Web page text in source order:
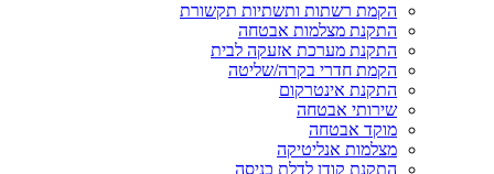
הקמת רשתות ותשתיות תקשורת
התקנת מצלמות אבטחה
התקנת מערכת אזעקה לבית
הקמת חדרי בקרה/שליטה
התקנת אינטרקום
שירותי אבטחה
מוקד אבטחה
מצלמות אנליטיקה
התקנת קודן לדלת כניסה